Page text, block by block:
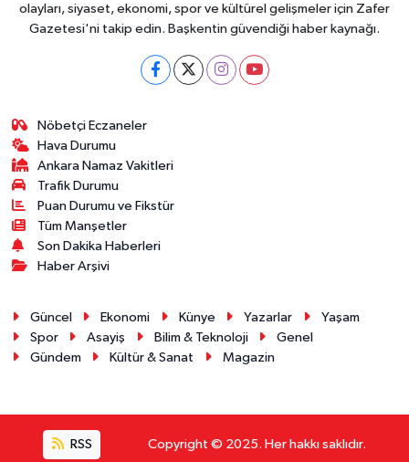
olayları, siyaset, ekonomi, spor ve kültürel gelişmeler için Zafer
Gazetesi'ni takip edin. Başkentin güvendiği haber kaynağı.
Nöbetçi Eczaneler
Hava Durumu
Ankara Namaz Vakitleri
Trafik Durumu
Puan Durumu ve Fikstür
Tüm Manşetler
Son Dakika Haberleri
Haber Arşivi
Güncel Ekonomi Künye Yazarlar
Yaşam
Spor
Asayiş Bilim & Teknoloji
Genel
Gündem
Kültür & Sanat Magazin
RSS Copyright © 2025. Her hakkı saklıdır.